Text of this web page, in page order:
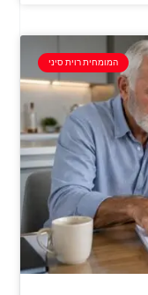
המומחית רוית סיני